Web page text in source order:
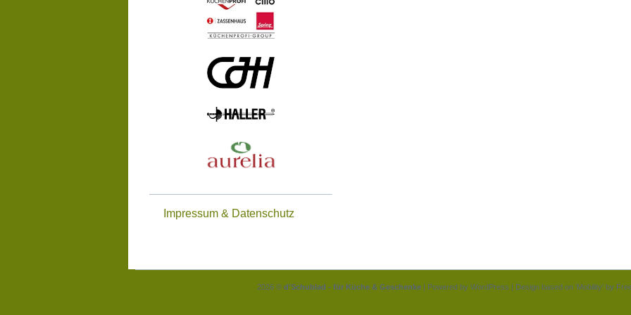
Impressum & Datenschutz
2026 © d'Schublad - für Küche & Geschenke | Powered by WordPress | Design based on 'Mobility' by